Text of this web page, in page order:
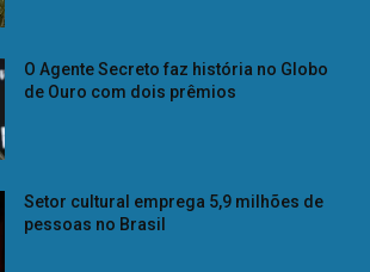
O Agente Secreto faz história no Globo
de Ouro com dois prêmios
Setor cultural emprega 5,9 milhões de
pessoas no Brasil